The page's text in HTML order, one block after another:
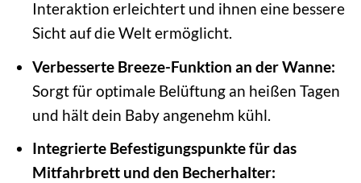
Interaktion erleichtert und ihnen eine bessere
Sicht auf die Welt ermöglicht.
Verbesserte Breeze-Funktion an der Wanne:
Sorgt für optimale Belüftung an heißen Tagen
und hält dein Baby angenehm kühl.
Integrierte Befestigungspunkte für das
Mitfahrbrett und den Becherhalter: